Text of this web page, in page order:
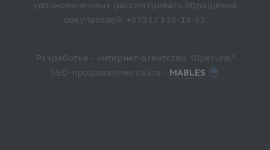
уполномоченных рассматривать обращения
покупателей: +37517 318-13-33.
Разработка - интернет-агентство "Giperlink"
SEO-продвижение сайта - MABLES